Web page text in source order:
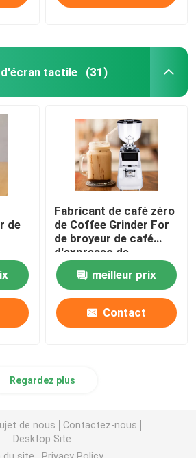
tactile (31)
de
Fabricant de café zéro
de Coffee Grinder For
de broyeur de café
d'expresso de
conservation
meilleur prix
Contact
Regardez plus
de nous
Contactez-nous
Desktop Site
du site
Privacy Policy